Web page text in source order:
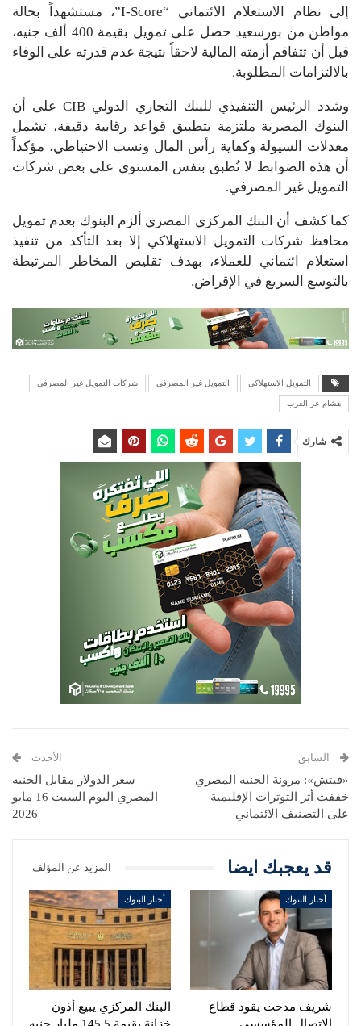
إلى نظام الاستعلام الائتماني “I-Score”، مستشهداً بحالة
مواطن من بورسعيد حصل على تمويل بقيمة 400 ألف جنيه،
قبل أن تتفاقم أزمته المالية لاحقاً نتيجة عدم قدرته على الوفاء
بالالتزامات المطلوبة.
وشدد الرئيس التنفيذي للبنك التجاري الدولي CIB
على أن
البنوك المصرية ملتزمة بتطبيق قواعد رقابية دقيقة، تشمل
معدلات السيولة وكفاية رأس المال ونسب الاحتياطي، مؤكداً
أن هذه الضوابط لا تُطبق بنفس المستوى على بعض شركات
التمويل غير المصرفي.
كما كشف أن البنك المركزي المصري ألزم البنوك بعدم تمويل
محافظ شركات التمويل الاستهلاكي إلا بعد التأكد من تنفيذ
استعلام ائتماني للعملاء، بهدف تقليص المخاطر المرتبطة
بالتوسع السريع في الإقراض.
التمويل الاستهلاكي التمويل غير المصرفي شركات التمويل غير المصرفي
هشام عز العرب
شارك
السابق
«فيتش»: مرونة الجنيه المصري
خففت أثر التوترات الإقليمية
على التصنيف الائتماني
الأحدث
سعر الدولار مقابل الجنيه
المصري اليوم السبت 16 مايو
2026
قد يعجبك ايضا المزيد عن المؤلف
أخبار البنوك
شريف مدحت يقود قطاع
الاتصال المؤسسي
أخبار البنوك
البنك المركزي يبيع أذون
خزانة بقيمة 145.5 مليار جنيه